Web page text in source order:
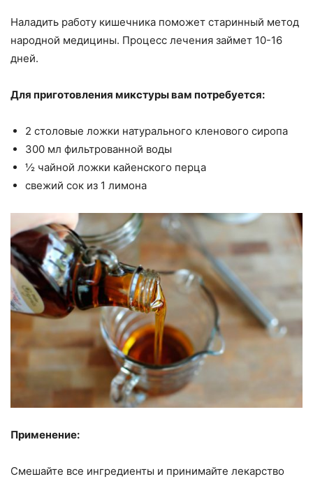
Наладить работу кишечника поможет старинный метод
народной медицины. Процесс лечения займет 10-16
дней.
Для приготовления микстуры вам потребуется:
2 столовые ложки натурального кленового сиропа
300 мл фильтрованной воды
½ чайной ложки кайенского перца
свежий сок из 1 лимона
Применение:
Смешайте все ингредиенты и принимайте лекарство